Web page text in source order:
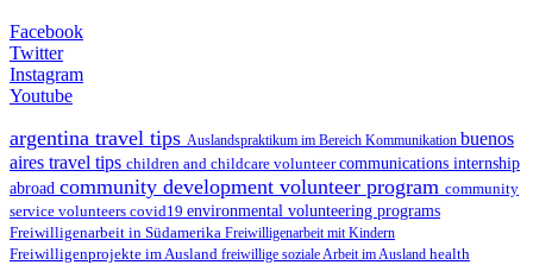
Facebook
Twitter
Instagram
Youtube
argentina travel tips Auslandspraktikum im Bereich Kommunikation buenos
aires travel tips children and childcare volunteercommunications internship
abroad community development volunteer program community
service volunteers covid19 environmental volunteering programs
Freiwilligenarbeit in Südamerika Freiwilligenarbeit mit Kindern
Freiwilligenprojekte im Ausland freiwillige soziale Arbeit im Ausland health